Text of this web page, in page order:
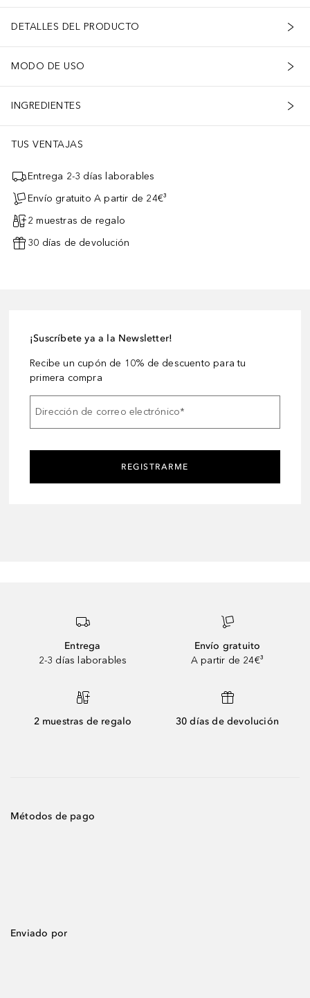
DETALLES DEL PRODUCTO
MODO DE USO
INGREDIENTES
TUS VENTAJAS
Entrega 2-3 días laborables
Envío gratuito A partir de 24€³
2 muestras de regalo
30 días de devolución
¡Suscríbete ya a la Newsletter!
Recibe un cupón de 10% de descuento para tu
primera compra
Dirección de correo electrónico*
REGISTRARME
Entrega
2-3 días laborables
Envío gratuito
A partir de 24€³
2 muestras de regalo 30 días de devolución
Métodos de pago
Enviado por